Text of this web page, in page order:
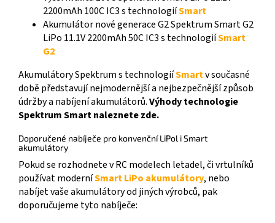
2200mAh 100C IC3 s technologiíSmart
Akumulátor nové generace G2 Spektrum Smart G2
LiPo 11.1V 2200mAh 50C IC3 s technologiíSmart
G2
Akumulátory Spektrum s technologiíSmartv současné
době představují nejmodernější a nejbezpečnější způsob
údržby a nabíjení akumulátorů.Výhody technologie
Spektrum Smart naleznete zde.
Doporučené nabíječe pro konvenční LiPol i Smart
akumulátory
Pokud se rozhodnete v RC modelech letadel, či vrtulníků
používat moderníSmart LiPo akumulátory, nebo
nabíjet vaše akumulátory od jiných výrobců, pak
doporučujeme tyto nabíječe: